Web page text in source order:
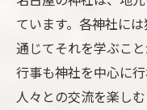
ています。各神社に
通じてそれを学ぶこ
行事も神社を中心に
人々との交流を楽し